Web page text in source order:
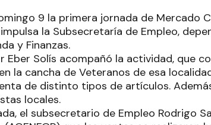
9 la primera jornada de Mercado
la Subsecretaría de Empleo,
y Finanzas.
Eber Solís acompañó la actividad, que
la cancha de Veteranos de esa
de distinto tipos de artículos.
locales.
el subsecretario de Empleo Rodrigo